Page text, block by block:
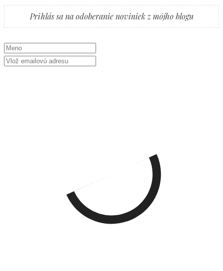
Prihlás sa na odoberanie noviniek z môjho blogu